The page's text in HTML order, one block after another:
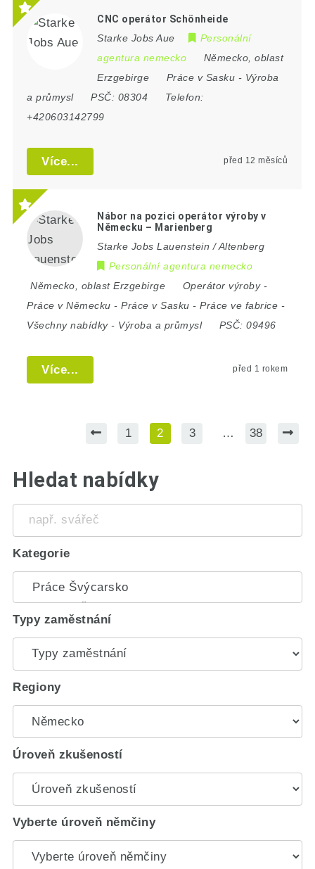
CNC operátor Schönheide
Starke Jobs Aue
Personální
agentura nemecko
Německo ,oblast
Erzgebirge
Práce v Sasku - Výroba
a průmysl
PSČ: 08304
Telefon:
+420603142799
Více... před 12 měsíců
Nábor na pozici operátor výroby v
Německu – Marienberg
Starke Jobs Lauenstein / Altenberg
Personální agentura nemecko
Německo
oblast Erzgebirge Operátor výroby-
Práce v Německu -Práce v Sasku -Práce ve fabrice -
Všechny nabídky- Výroba a průmysl PSČ:09496
Více... před 1 rokem
1 2 3 … 38
Hledat nabídky
svářeč
Kategorie
Typy zaměstnání
Regiony
Úroveň zkušeností
Vyberte úroveň němčiny